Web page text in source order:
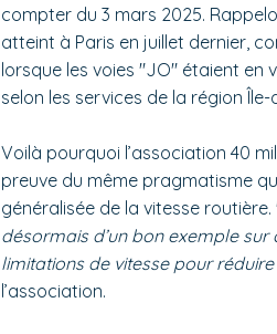
compter du 3 mars 2025.
atteint à Paris en juillet dernier,
lorsque les voies "JO" étaient en
selon les services de la région
Voilà pourquoi l’association 40
preuve du même pragmatisme
généralisée de la vitesse routière.
désormais d’un bon exemple sur
limitations de vitesse pour
l’association.